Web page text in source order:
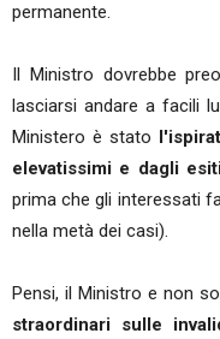
permanente.
Il Ministro dovrebbe
lasciarsi andare a facili
Ministero è stato
elevatissimi e dagli
prima che gli interessati
nella metà dei casi).
Pensi, il Ministro e non
straordinari sulle